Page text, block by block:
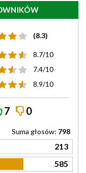
(8.3)
8.7/10
7.4/10
8.9/10
7 0
Suma głosów: 798
213
585